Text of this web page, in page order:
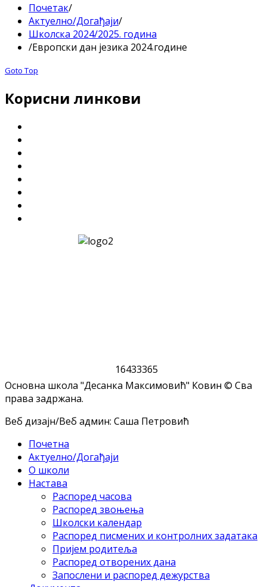
Почетак/
Актуелно/Догађаји/
Школска 2024/2025. година
/Европски дан језика 2024.године
Goto Top
Корисни линкови
16433365
Основна школа "Десанка Максимовић" Ковин © Сва
права задржана.
Веб дизајн/Веб админ: Саша Петровић
Почетна
Актуелно/Догађаји
О школи
Настава
Распоред часова
Распоред звоњења
Школски календар
Распоред писмених и контролних задатака
Пријем родитеља
Распоред отворених дана
Запослени и распоред дежурства